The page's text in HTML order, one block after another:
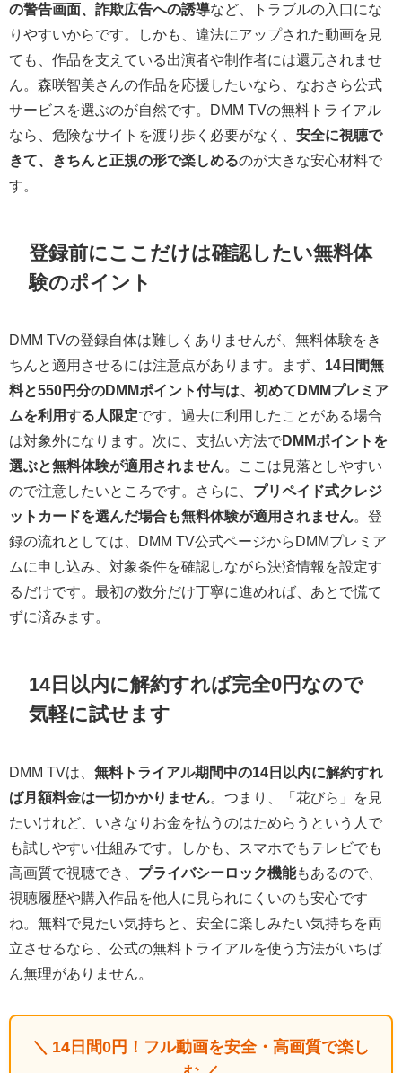
の警告画面、詐欺広告への誘導など、トラブルの入口にな
りやすいからです。しかも、違法にアップされた動画を見
ても、作品を支えている出演者や制作者には還元されませ
ん。森咲智美さんの作品を応援したいなら、なおさら公式
サービスを選ぶのが自然です。DMM TVの無料トライアル
なら、危険なサイトを渡り歩く必要がなく、 安全に視聴で
きて、きちんと正規の形で楽しめるのが大きな安心材料で
す。
登録前にここだけは確認したい無料体
験のポイント
DMM TVの登録自体は難しくありませんが、無料体験をき
ちんと適用させるには注意点があります。まず、 14日間無
料と550円分のDMMポイント付与は、初めてDMMプレミア
ムを利用する人限定です。過去に利用したことがある場合
は対象外になります。次に、支払い方法でDMMポイントを
選ぶと無料体験が適用されません 。ここは見落としやすい
ので注意したいところです。さらに、 プリペイド式クレジ
ットカードを選んだ場合も無料体験が適用されません 。登
録の流れとしては、DMM TV公式ページからDMMプレミア
ムに申し込み、対象条件を確認しながら決済情報を設定す
るだけです。最初の数分だけ丁寧に進めれば、あとで慌て
ずに済みます。
14日以内に解約すれば完全0円なので
気軽に試せます
DMM TVは、 無料トライアル期間中の14日以内に解約すれ
ば月額料金は一切かかりません 。つまり、「花びら」を見
たいけれど、いきなりお金を払うのはためらうという人で
も試しやすい仕組みです。しかも、スマホでもテレビでも
高画質で視聴でき、 プライバシーロック機能もあるので、
視聴履歴や購入作品を他人に見られにくいのも安心です
ね。無料で見たい気持ちと、安全に楽しみたい気持ちを両
立させるなら、公式の無料トライアルを使う方法がいちば
ん無理がありません。
＼ 14日間0円！フル動画を安全・高画質で楽し